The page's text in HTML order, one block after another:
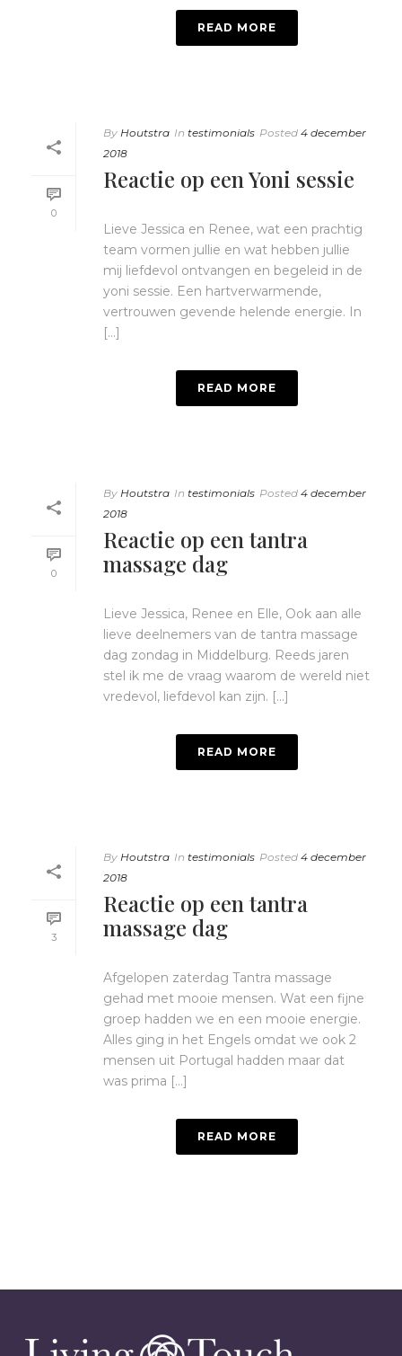
READ MORE
0
By Houtstra In testimonials Posted 4 december
2018
Reactie op een Yoni sessie
Lieve Jessica en Renee, wat een prachtig
team vormen jullie en wat hebben jullie
mij liefdevol ontvangen en begeleid in de
yoni sessie. Een hartverwarmende,
vertrouwen gevende helende energie. In
[...]
READ MORE
0
By Houtstra In testimonials Posted 4 december
2018
Reactie op een tantra
massage dag
Lieve Jessica, Renee en Elle, Ook aan alle
lieve deelnemers van de tantra massage
dag zondag in Middelburg. Reeds jaren
stel ik me de vraag waarom de wereld niet
vredevol, liefdevol kan zijn. [...]
READ MORE
3
By Houtstra In testimonials Posted 4 december
2018
Reactie op een tantra
massage dag
Afgelopen zaterdag Tantra massage
gehad met mooie mensen. Wat een fijne
groep hadden we en een mooie energie.
Alles ging in het Engels omdat we ook 2
mensen uit Portugal hadden maar dat
was prima [...]
READ MORE